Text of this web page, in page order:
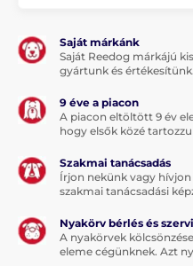
Multipozíciós
A multipozíciós
kutyája bármilyen irányba
semmilyen hirtelen
a kontrollt a póráz felett.
házi kedvencét. A póráz
mozgásirányhoz.
hanem kutyája és
Saját márkánk
Saját Reedog márkájú
gyártunk és
9 éve a piacon
A piacon eltöltött 9 év
hogy elsők közé
Szakmai tanácsadás
Írjon nekünk vagy
szakmai tanácsadási
Nyakörv bérlés és
A nyakörvek
eleme cégünknek. Azt